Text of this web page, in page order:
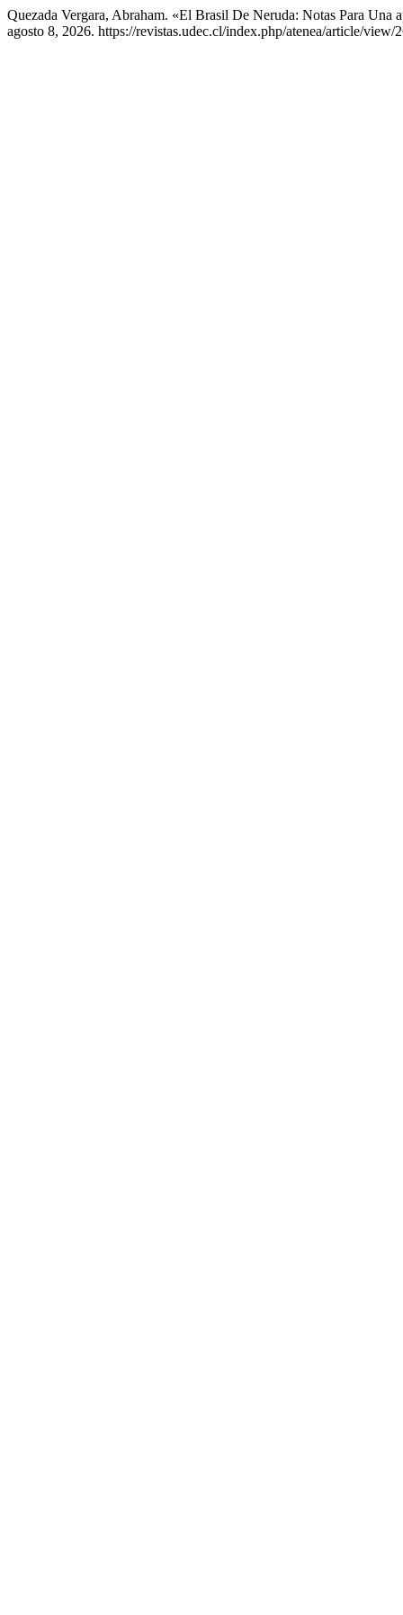
Quezada Vergara, Abraham. «El Brasil De Neruda: Notas Para Una
agosto 8, 2026. https://revistas.udec.cl/index.php/atenea/article/view/